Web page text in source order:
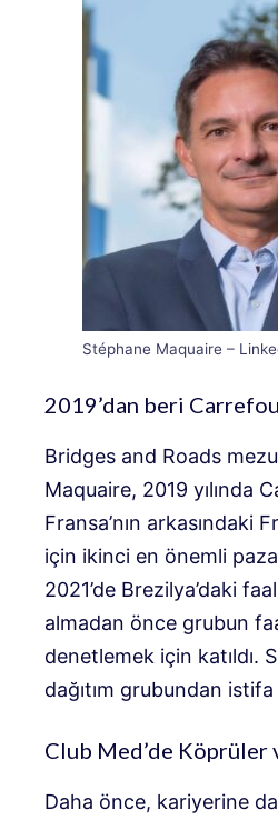
Stéphane Maquaire –
2019’dan beri
Bridges and Roads
Maquaire, 2019 yılında
Fransa’nın arkasındaki
için ikinci en önemli
2021’de Brezilya’daki
almadan önce grubun
denetlemek için katıldı.
dağıtım grubundan
Club Med’de Köprüler
Daha önce, kariyerine